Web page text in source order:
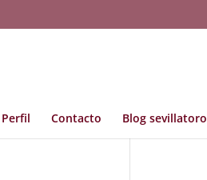
Perfil Contacto Blog sevillatoro